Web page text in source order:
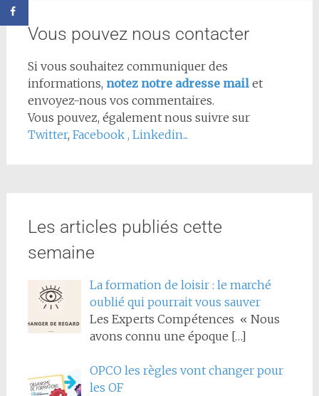
Vous pouvez nous contacter
Si vous souhaitez communiquer des
informations, notez notre adresse mail et
envoyez-nous vos commentaires.
Vous pouvez, également nous suivre sur
Twitter, Facebook , Linkedin...
Les articles publiés cette
semaine
La formation de loisir : le marché
oublié qui pourrait vous sauver
Les Experts Compétences « Nous
avons connu une époque […]
OPCO les règles vont changer pour
les OF